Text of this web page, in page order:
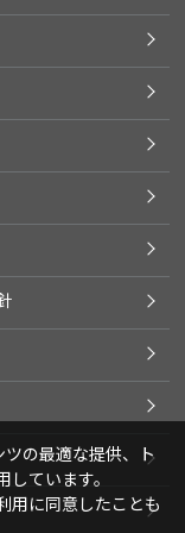
の最適な提供、ト
ています。
用に同意したことも